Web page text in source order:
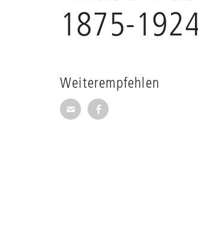
Webseite
1875-
Weiterempfehlen
Seite per E-Mail
Seite auf Facebook